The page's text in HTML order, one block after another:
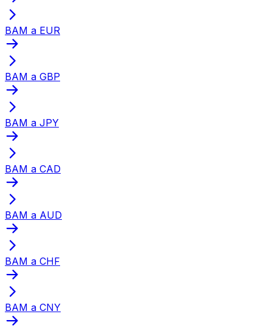
BAM a EUR
BAM a GBP
BAM a JPY
BAM a CAD
BAM a AUD
BAM a CHF
BAM a CNY